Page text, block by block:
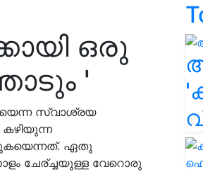
ഒരു
'
സ്വാശ്രയ
കഴിയുന്ന
ഏതു
ചേര്ച്ചയുള്ള വേറൊരു